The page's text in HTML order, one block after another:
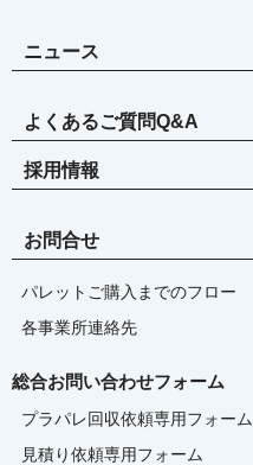
ニュース
よくあるご質問Q&A
採用情報
お問合せ
パレットご購入までのフロー
各事業所連絡先
総合お問い合わせフォーム
プラパレ回収依頼専用フォーム
見積り依頼専用フォーム